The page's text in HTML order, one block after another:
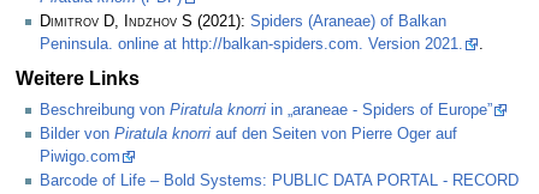
Dimitrov D, Indzhov S (2021): Spiders (Araneae) of Balkan
Peninsula. online at http://balkan-spiders.com. Version 2021.
.
Weitere Links
Beschreibung von Piratula knorri in „araneae - Spiders of Europe”
Bilder von Piratula knorri auf den Seiten von Pierre Oger auf
Piwigo.com
Barcode of Life – Bold Systems: PUBLIC DATA PORTAL - RECORD